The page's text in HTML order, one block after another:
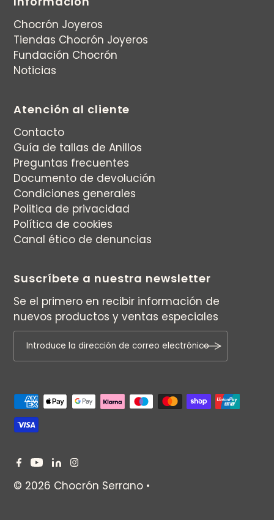
Chocrón Joyeros
Tiendas Chocrón Joyeros
Fundación Chocrón
Noticias
Atención al cliente
Contacto
Guía de tallas de Anillos
Preguntas frecuentes
Documento de devolución
Condiciones generales
Politica de privacidad
Política de cookies
Canal ético de denuncias
Suscríbete a nuestra newsletter
Se el primero en recibir información de
nuevos productos y ventas especiales
© 2026 Chocrón Serrano •